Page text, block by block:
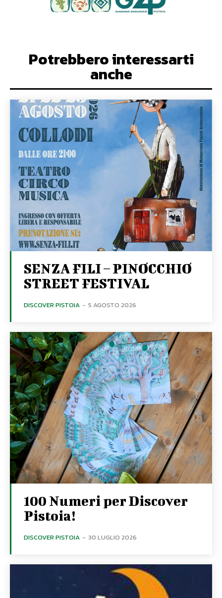
Potrebbero interessarti
anche
SENZA FILI – PINOCCHIO
STREET FESTIVAL
DISCOVER PISTOIA - 5 AGOSTO 2026
100 Numeri per Discover
Pistoia!
DISCOVER PISTOIA - 30 LUGLIO 2026